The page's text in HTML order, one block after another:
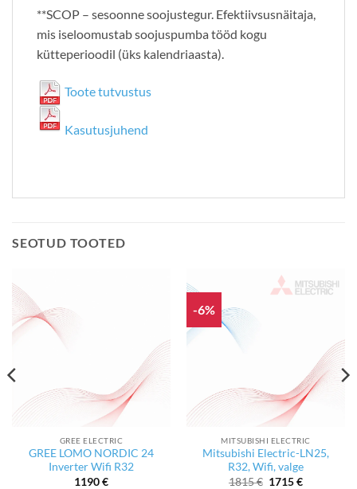
**SCOP – sesoonne soojustegur. Efektiivsusnäitaja,
mis iseloomustab soojuspumba tööd kogu
kütteperioodil (üks kalendriaasta).
Toote tutvustus
Kasutusjuhend
SEOTUD TOOTED
GREE ELECTRIC
GREE LOMO NORDIC 24
Inverter Wifi R32
1190€
-6%
MITSUBISHI ELECTRIC
Mitsubishi Electric-LN25,
R32, Wifi, valge
1815€ Algne
1715€Current